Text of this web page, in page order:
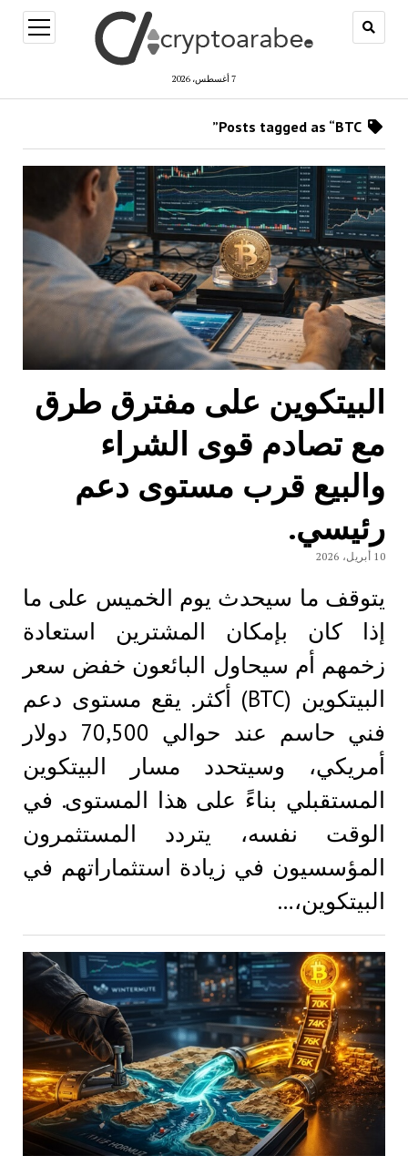
7 أغسطس، 2026
open
menu
البيتكوين على مفترق طرق
مع تصادم قوى الشراء
والبيع قرب مستوى دعم
رئيسي.
10 أبريل، 2026
يتوقف ما سيحدث يوم الخميس على ما
إذا كان بإمكان المشترين استعادة
زخمهم أم سيحاول البائعون خفض سعر
البيتكوين (BTC) أكثر. يقع مستوى دعم
فني حاسم عند حوالي 70,500 دولار
أمريكي، وسيتحدد مسار البيتكوين
المستقبلي بناءً على هذا المستوى. في
الوقت نفسه، يتردد المستثمرون
المؤسسيون في زيادة استثماراتهم في
البيتكوين،…